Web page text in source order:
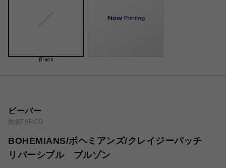
Black
ビーバー
池袋PARCO
BOHEMIANS/ボヘミアンズ/クレイジーパッチ
リバーシブル ブルゾン